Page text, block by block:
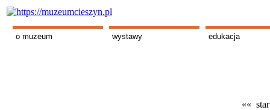
o muzeum wystawy edukacja
««